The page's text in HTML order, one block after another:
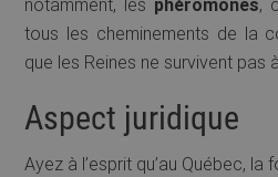
notamment, les phéromones,
tous les cheminements de la
que les Reines ne survivent pas
Aspect juridique
Ayez à l’esprit qu’au Québec,